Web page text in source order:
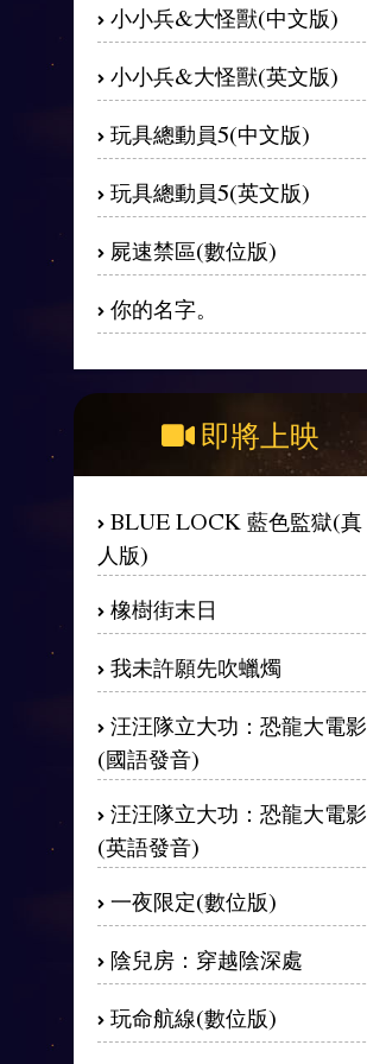
小小兵&大怪獸(中文版)
小小兵&大怪獸(英文版)
玩具總動員5(中文版)
玩具總動員5(英文版)
屍速禁區(數位版)
你的名字。
即將上映
BLUE LOCK 藍色監獄(真
人版)
橡樹街末日
我未許願先吹蠟燭
汪汪隊立大功：恐龍大電影
(國語發音)
汪汪隊立大功：恐龍大電影
(英語發音)
一夜限定(數位版)
陰兒房：穿越陰深處
玩命航線(數位版)